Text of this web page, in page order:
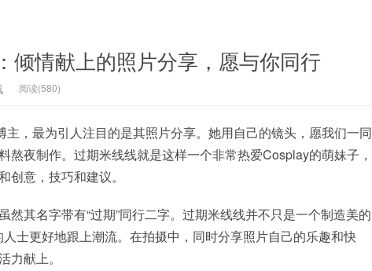
倾情献上的照片分享，愿与你同行
阅读(580)
，最为引人注目的是其照片分享。她用自己的镜头，愿我们一同
熬夜制作。过期米线线就是这样一个非常热爱Cosplay的萌妹子，
意，技巧和建议。
然其名字带有“过期”同行二字。过期米线线并不只是一个制造美的
士更好地跟上潮流。在拍摄中，同时分享照片自己的乐趣和快
力献上。